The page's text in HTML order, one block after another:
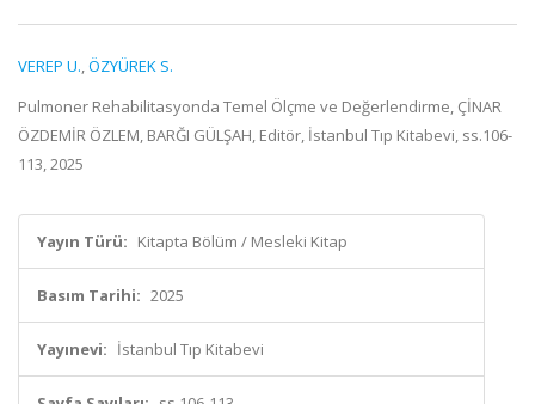
VEREP U.,ÖZYÜREK S.
Pulmoner Rehabilitasyonda Temel Ölçme ve Değerlendirme, ÇİNAR
ÖZDEMİR ÖZLEM, BARĞI GÜLŞAH, Editör, İstanbul Tıp Kitabevi, ss.106-
113, 2025
Yayın Türü: Kitapta Bölüm / Mesleki Kitap
Basım Tarihi: 2025
Yayınevi: İstanbul Tıp Kitabevi